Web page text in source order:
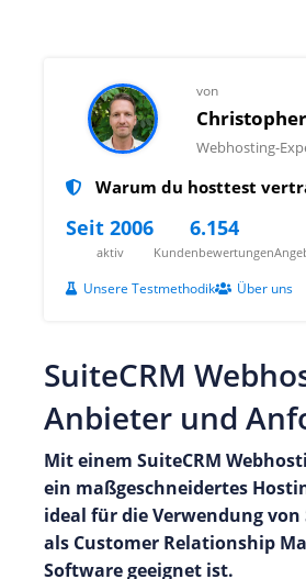
von
Webhosting-
Warum du hosttest
Seit 2006
aktiv
6.154
Kundenbewertungen
Unsere Testmethodik Über uns
SuiteCRM
Anbieter und
Mit einem SuiteCRM
ein maßgeschneidertes
ideal für die Verwendung von
als Customer Relationship
Software geeignet ist.